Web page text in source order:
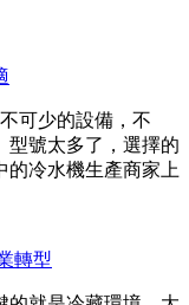
可少的設備，不
型號太多了，選擇的
的冷水機生產商家上
轉型